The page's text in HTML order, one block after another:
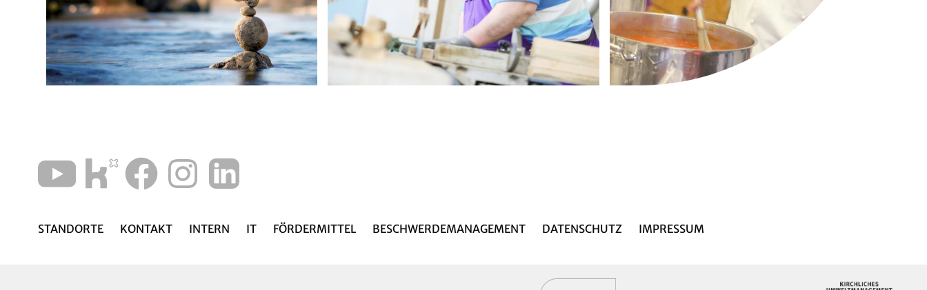
STANDORTE KONTAKT INTERN IT FÖRDERMITTEL BESCHWERDEMANAGEMENT DATENSCHUTZ IMPRESSUM